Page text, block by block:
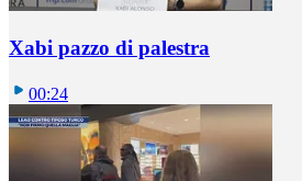
Xabi pazzo di palestra
00:24